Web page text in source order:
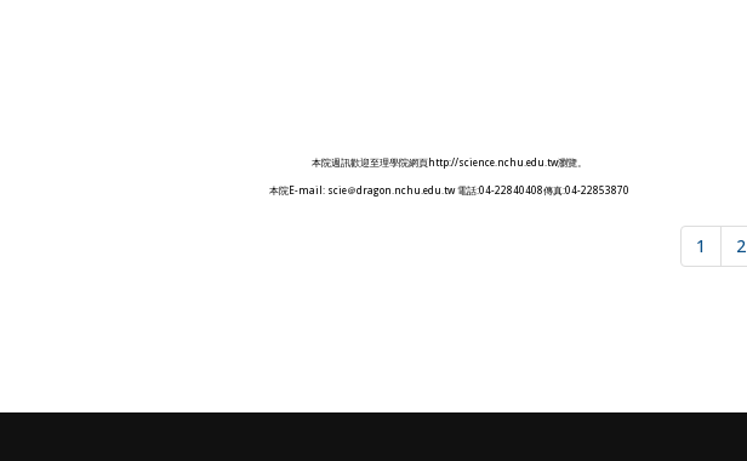
本院週訊歡迎至理學院網頁http://science.nchu.edu.tw瀏覽。
本院E-mail: scie＠dragon.nchu.edu.tw 電話:04-22840408傳真:04-22853870
1 2